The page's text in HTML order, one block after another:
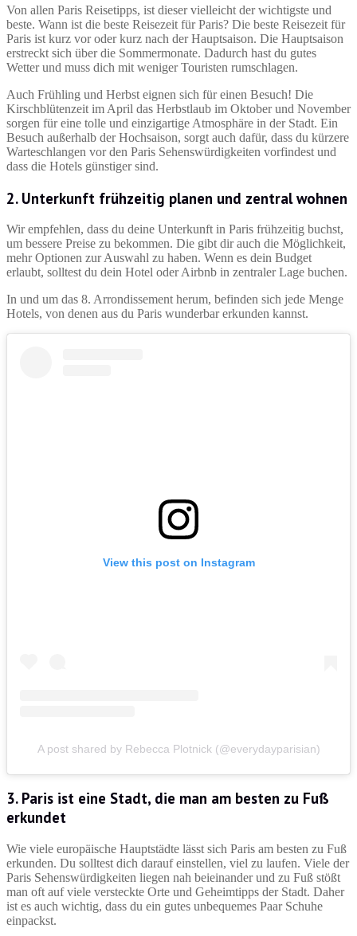
Von allen Paris Reisetipps, ist dieser vielleicht der wichtigste und
beste. Wann ist die beste Reisezeit für Paris? Die beste Reisezeit für
Paris ist kurz vor oder kurz nach der Hauptsaison. Die Hauptsaison
erstreckt sich über die Sommermonate. Dadurch hast du gutes
Wetter und muss dich mit weniger Touristen rumschlagen.
Auch Frühling und Herbst eignen sich für einen Besuch! Die
Kirschblütenzeit im April das Herbstlaub im Oktober und November
sorgen für eine tolle und einzigartige Atmosphäre in der Stadt. Ein
Besuch außerhalb der Hochsaison, sorgt auch dafür, dass du kürzere
Warteschlangen vor den Paris Sehenswürdigkeiten vorfindest und
dass die Hotels günstiger sind.
2. Unterkunft frühzeitig planen und zentral wohnen
Wir empfehlen, dass du deine Unterkunft in Paris frühzeitig buchst,
um bessere Preise zu bekommen. Die gibt dir auch die Möglichkeit,
mehr Optionen zur Auswahl zu haben. Wenn es dein Budget
erlaubt, solltest du dein Hotel oder Airbnb in zentraler Lage buchen.
In und um das 8. Arrondissement herum, befinden sich jede Menge
Hotels, von denen aus du Paris wunderbar erkunden kannst.
View this post on Instagram
A post shared by Rebecca Plotnick (@everydayparisian)
3. Paris ist eine Stadt, die man am besten zu Fuß
erkundet
Wie viele europäische Hauptstädte lässt sich Paris am besten zu Fuß
erkunden. Du solltest dich darauf einstellen, viel zu laufen. Viele der
Paris Sehenswürdigkeiten liegen nah beieinander und zu Fuß stößt
man oft auf viele versteckte Orte und Geheimtipps der Stadt. Daher
ist es auch wichtig, dass du ein gutes unbequemes Paar Schuhe
einpackst.